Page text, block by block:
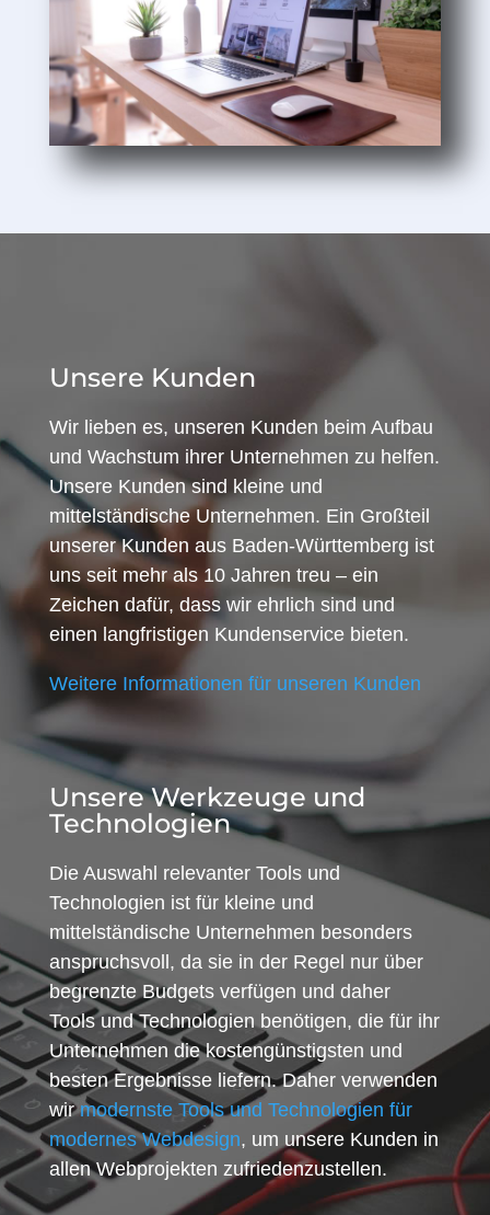
Unsere Kunden
Wir lieben es, unseren Kunden beim Aufbau
und Wachstum ihrer Unternehmen zu helfen.
Unsere Kunden sind kleine und
mittelständische Unternehmen. Ein Großteil
unserer Kunden aus Baden-Württemberg ist
uns seit mehr als 10 Jahren treu – ein
Zeichen dafür, dass wir ehrlich sind und
einen langfristigen Kundenservice bieten.
Weitere Informationen für unseren Kunden
Unsere Werkzeuge und
Technologien
Die Auswahl relevanter Tools und
Technologien ist für kleine und
mittelständische Unternehmen besonders
anspruchsvoll, da sie in der Regel nur über
begrenzte Budgets verfügen und daher
Tools und Technologien benötigen, die für ihr
Unternehmen die kostengünstigsten und
besten Ergebnisse liefern. Daher verwenden
wirmodernste Tools und Technologien für
modernes Webdesign, um unsere Kunden in
allen Webprojekten zufriedenzustellen.